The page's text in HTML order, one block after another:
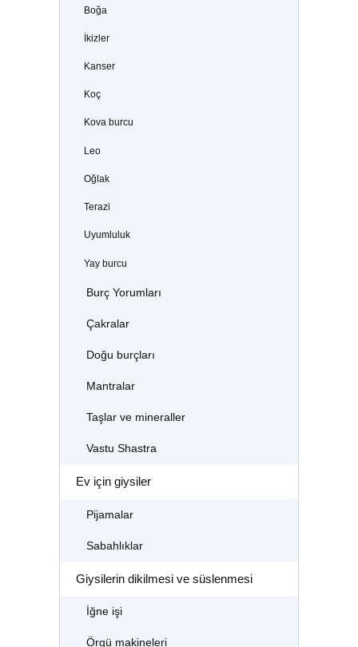
Boğa
İkizler
Kanser
Koç
Kova burcu
Leo
Oğlak
Terazi
Uyumluluk
Yay burcu
Burç Yorumları
Çakralar
Doğu burçları
Mantralar
Taşlar ve mineraller
Vastu Shastra
Ev için giysiler
Pijamalar
Sabahlıklar
Giysilerin dikilmesi ve süslenmesi
İğne işi
Örgü makineleri